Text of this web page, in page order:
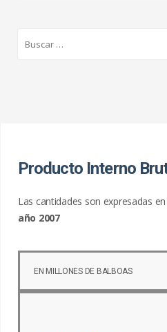
Producto Interno
Las cantidades son expresadas en
año 2007
EN MILLONES DE BALBOAS